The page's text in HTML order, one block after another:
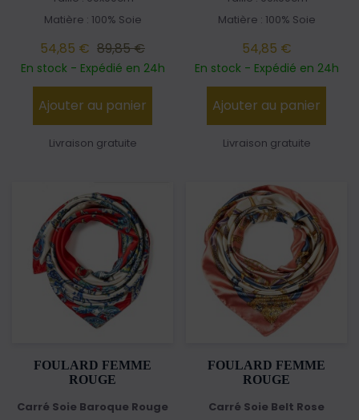
Matière : 100% Soie
54,85 € 89,85 €
En stock - Expédié en 24h
Ajouter au panier
Livraison gratuite
Matière : 100% Soie
54,85 €
En stock - Expédié en 24h
Ajouter au panier
Livraison gratuite
FOULARD FEMME
ROUGE
Carré Soie Baroque Rouge
FOULARD FEMME
ROUGE
Carré Soie Belt Rose